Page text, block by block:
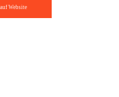
Website